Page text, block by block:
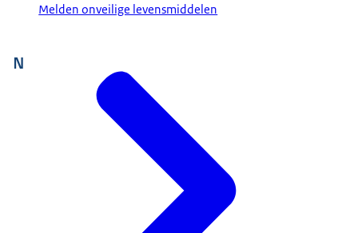
Melden onveilige levensmiddelen
N